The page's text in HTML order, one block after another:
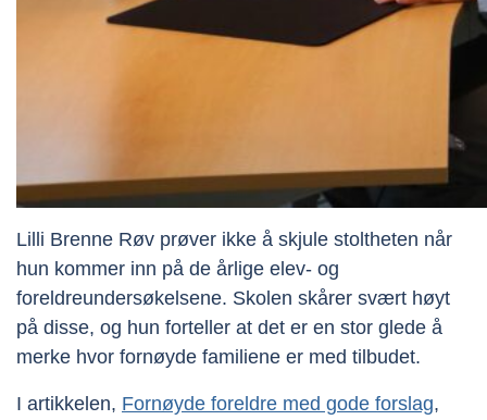
Lilli Brenne Røv prøver ikke å skjule stoltheten når
hun kommer inn på de årlige elev- og
foreldreundersøkelsene. Skolen skårer svært høyt
på disse, og hun forteller at det er en stor glede å
merke hvor fornøyde familiene er med tilbudet.
I artikkelen, Fornøyde foreldre med gode forslag,